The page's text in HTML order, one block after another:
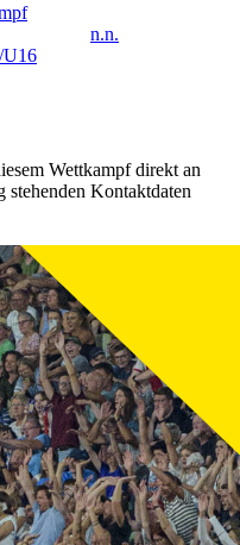
U16
n.n.
Wettkampf direkt an
stehenden Kontaktdaten